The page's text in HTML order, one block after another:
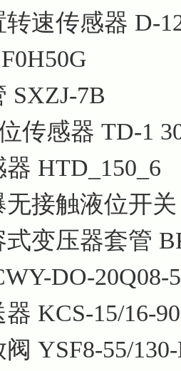
速传感器 D-
SXZJ-7B
传感器 TD-1
HTD_150_6
无接触液位开
变压器套管
DO-20Q08-
KCS-15/16-
YSF8-55/